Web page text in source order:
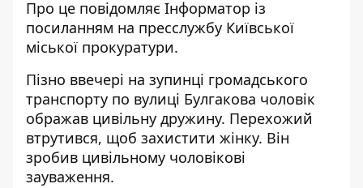
Про це повідомляє Інформатор із
посиланням на пресслужбу Київської
міської прокуратури.
Пізно ввечері на зупинці громадського
транспорту по вулиці Булгакова чоловік
ображав цивільну дружину. Перехожий
втрутився, щоб захистити жінку. Він
зробив цивільному чоловікові
зауваження.